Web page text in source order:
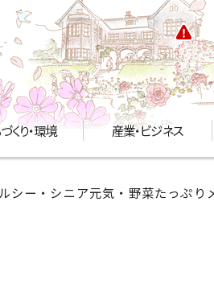
くり・環境 産業・ビジネス
シー・シニア元気・野菜たっぷり